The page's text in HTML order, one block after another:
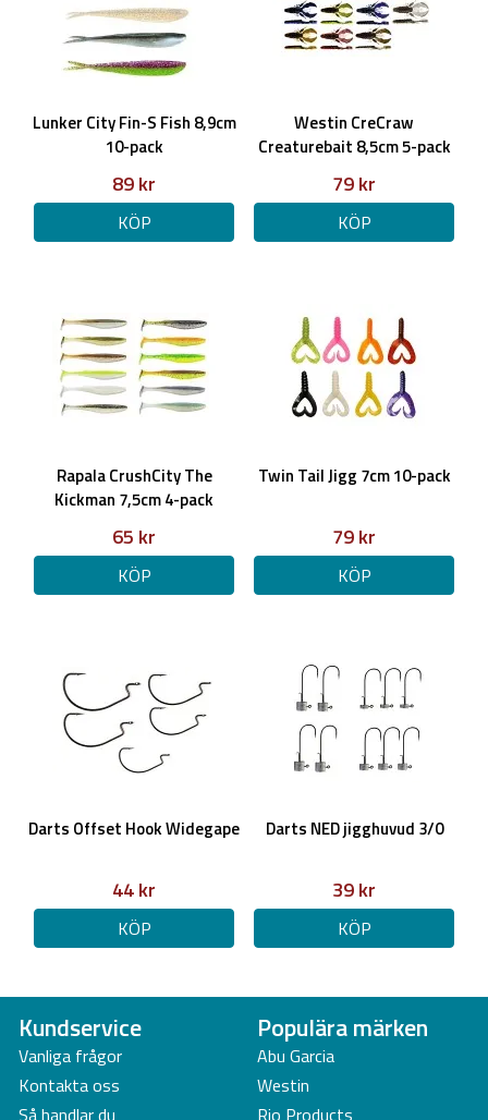
Lunker City Fin-S Fish 8,9cm
10-pack
89 kr
KÖP
Westin CreCraw
Creaturebait 8,5cm 5-pack
79 kr
KÖP
Rapala CrushCity The
Kickman 7,5cm 4-pack
65 kr
KÖP
Twin Tail Jigg 7cm 10-pack
79 kr
KÖP
Darts Offset Hook Widegape
44 kr
KÖP
Darts NED jigghuvud 3/0
39 kr
KÖP
Kundservice
Vanliga frågor
Kontakta oss
Så handlar du
Populära märken
Abu Garcia
Westin
Rio Products